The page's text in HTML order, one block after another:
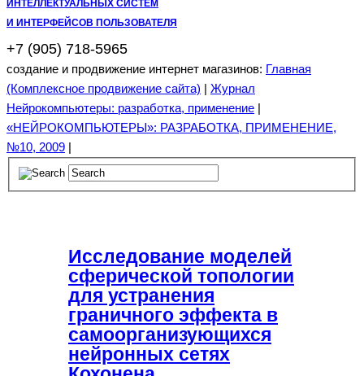
ИНТЕЛЛЕКТУАЛЬНЫХ СИСТЕМ
И ИНТЕРФЕЙСОВ ПОЛЬЗОВАТЕЛЯ
+7 (905) 718-5965
создание и продвижение интернет магазинов: Главная
(Комплексное продвижение сайта) | Журнал
Нейрокомпьютеры: разработка, применение |
«НЕЙРОКОМПЬЮТЕРЫ»: РАЗРАБОТКА, ПРИМЕНЕНИЕ,
№10, 2009 |
Исследование моделей
сферической топологии
для устранения
граничного эффекта в
самоорганизующихся
нейронных сетях